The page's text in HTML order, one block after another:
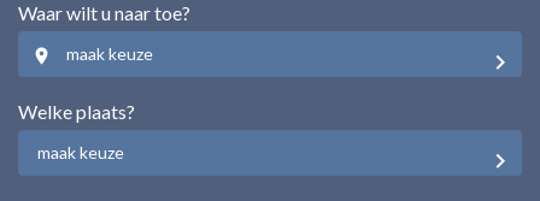
Waar wilt u naar toe?
maak keuze
Welke plaats?
maak keuze